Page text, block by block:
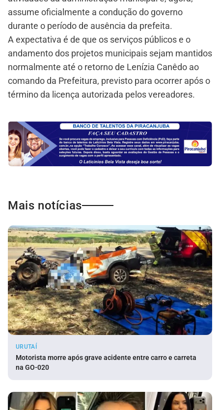
assume oficialmente a condução do governo
durante o período de ausência da prefeita.
A expectativa é de que os serviços públicos e o
andamento dos projetos municipais sejam mantidos
normalmente até o retorno de Lenízia Canêdo ao
comando da Prefeitura, previsto para ocorrer após o
término da licença autorizada pelos vereadores.
Mais notícias
URUTAÍ
Motorista morre após grave acidente entre carro e carreta
na GO-020